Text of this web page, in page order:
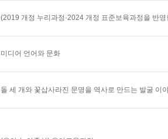
(2019 개정 누리과정·2024 개정 표준보육과정을 반
미디어 언어와 문화
돌 세 개와 꽃삽사라진 문명을 역사로 만드는 발굴 이